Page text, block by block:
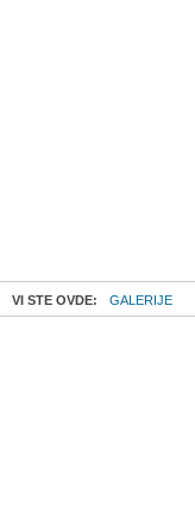
VI STE OVDE: GALERIJE